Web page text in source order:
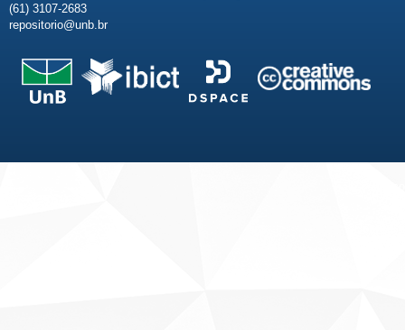
(61) 3107-2683
repositorio@unb.br